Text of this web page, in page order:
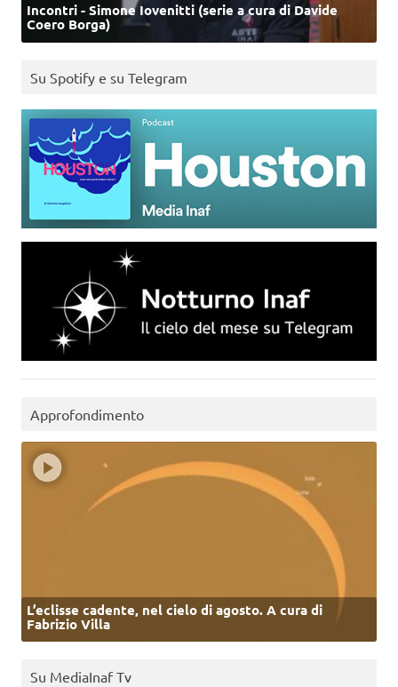
Incontri - Simone Iovenitti (serie a cura di Davide
Coero Borga)
Su Spotify e su Telegram
Approfondimento
L’eclisse cadente, nel cielo di agosto. A cura di
Fabrizio Villa
Su MediaInaf Tv